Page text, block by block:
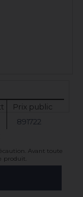
Prix public
891722
Avant toute
produit.